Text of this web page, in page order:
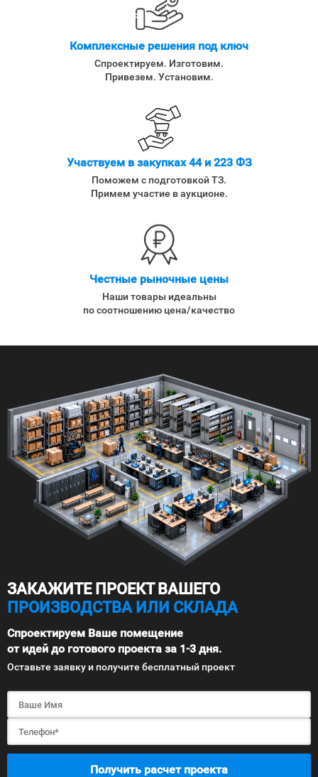
Комплексные решения под ключ
Спроектируем. Изготовим.
Привезем. Установим.
Участвуем в закупках 44 и 223 ФЗ
Поможем с подготовкой ТЗ.
Примем участие в аукционе.
Честные рыночные цены
Наши товары идеальны
по соотношению цена/качество
ЗАКАЖИТЕ ПРОЕКТ ВАШЕГО
ПРОИЗВОДСТВА ИЛИ СКЛАДА
Спроектируем Ваше помещение
от идей до готового проекта за 1-3 дня.
Оставьте заявку и получите бесплатный проект
Получить расчет проекта